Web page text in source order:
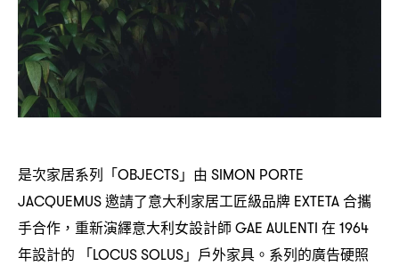
是次家居系列「OBJECTS」由 SIMON PORTE
JACQUEMUS邀請了意大利家居工匠級品牌 EXTETA 合攜
手合作 ， 重新演繹意大利女設計師GAE AULENTI 在 1964
年設計的 「LOCUS SOLUS」戶外家具。系列的廣告硬照